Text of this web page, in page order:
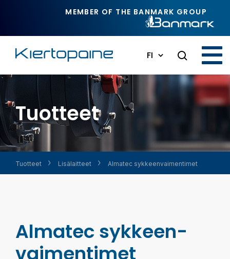
MEMBER OF THE BANMARK GROUP
FI
Tuotteet
Tuotteet Lisälaitteet Almatec sykkeen­vaimentimet
Almatec sykkeen­
vaimentimet